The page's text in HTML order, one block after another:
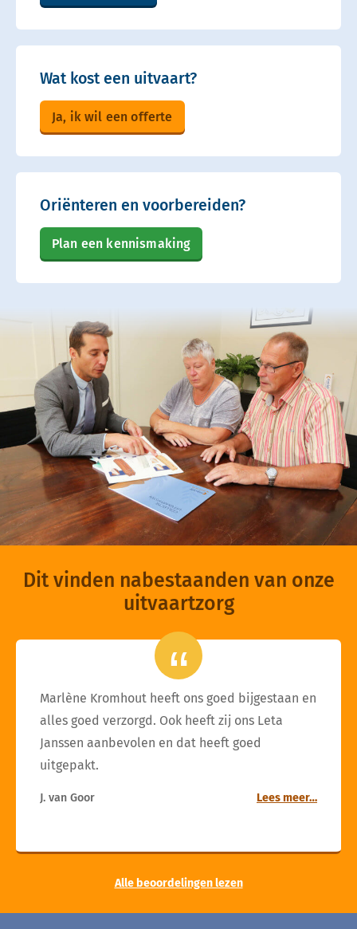
Wat kost een uitvaart?
Ja, ik wil een offerte
Oriënteren en voorbereiden?
Plan een kennismaking
Dit vinden nabestaanden van onze
uitvaartzorg
Marlène Kromhout heeft ons goed bijgestaan en
alles goed verzorgd. Ook heeft zij ons Leta
Janssen aanbevolen en dat heeft goed
uitgepakt.
J. van Goor Lees meer…
Alle beoordelingen lezen